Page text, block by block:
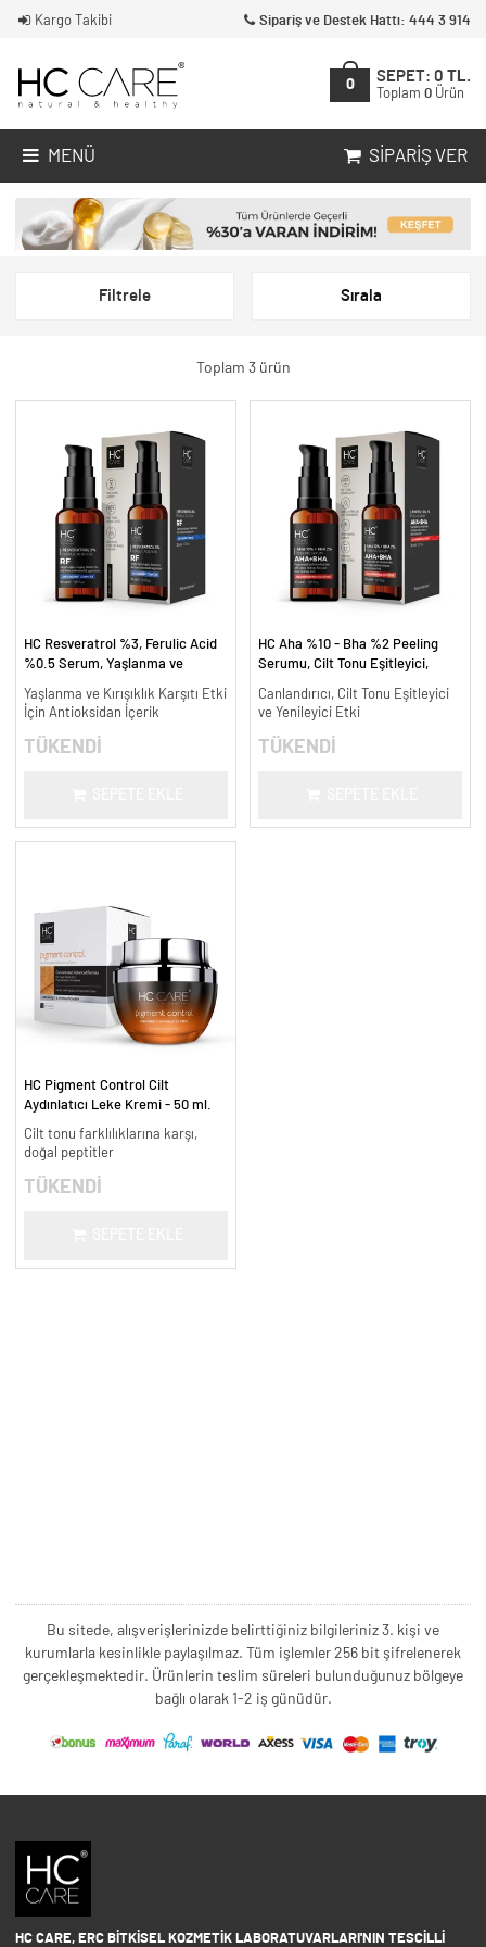
Kargo Takibi Sipariş ve Destek Hattı: 444 3 914
0
SEPET: 0 TL.
Toplam 0 Ürün
MENÜ SIPARIŞ VER
Filtrele Sırala
Toplam 3 ürün
HC Resveratrol %3, Ferulic Acid
%0.5 Serum, Yaşlanma ve
Yaşlanma ve Kırışıklık Karşıtı Etki
İçin Antioksidan İçerik
TÜKENDİ
HC Aha %10 - Bha %2 Peeling
Serumu, Cilt Tonu Eşitleyici,
Canlandırıcı, Cilt Tonu Eşitleyici
ve Yenileyici Etki
TÜKENDİ
HC Pigment Control Cilt
Aydınlatıcı Leke Kremi - 50 ml.
Cilt tonu farklılıklarına karşı,
doğal peptitler
TÜKENDİ
Bu sitede, alışverişlerinizde belirttiğiniz bilgileriniz 3. kişi ve
kurumlarla kesinlikle paylaşılmaz. Tüm işlemler 256 bit şifrelenerek
gerçekleşmektedir. Ürünlerin teslim süreleri bulunduğunuz bölgeye
bağlı olarak 1-2 iş günüdür.
HC CARE, ERC BITKISEL KOZMETIK LABORATUVARLARI'NIN TESCILLI